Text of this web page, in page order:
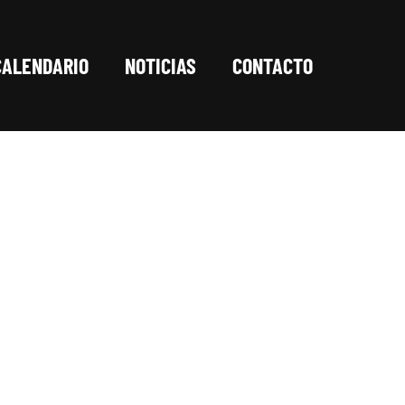
NOTICIAS CONTACTO